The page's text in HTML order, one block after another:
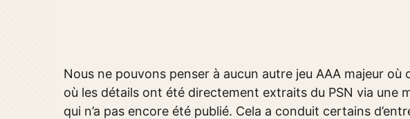
Nous ne pouvons penser à aucun autre jeu AAA majeur où
où les détails ont été directement extraits du PSN via une
qui n’a pas encore été publié. Cela a conduit certains